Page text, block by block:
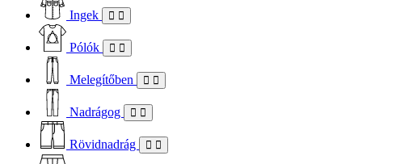
Ingek
Pólók
Melegítőben
Nadrágog
Rövidnadrág